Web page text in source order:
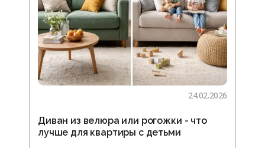
24.02.2026
Диван из велюра или рогожки - что
лучше для квартиры с детьми